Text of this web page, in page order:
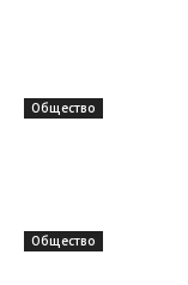
Общество
Общество